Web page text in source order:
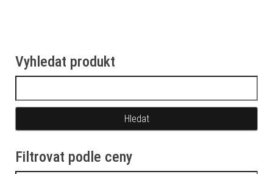
Vyhledat produkt
Filtrovat podle ceny